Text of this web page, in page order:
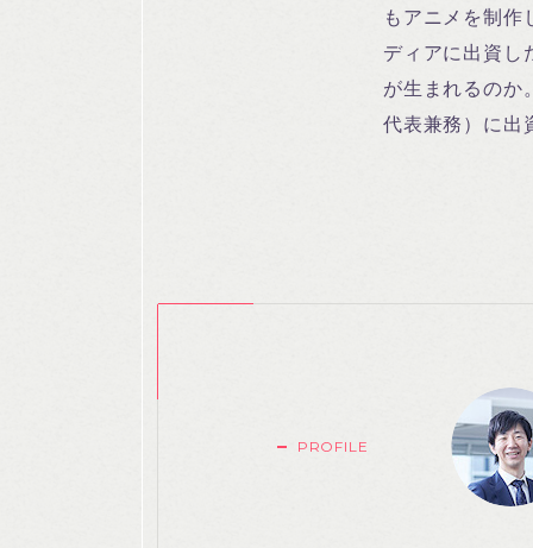
もアニメを制作
ディアに出資し
が生まれるのか
代表兼務）に出
PROFILE